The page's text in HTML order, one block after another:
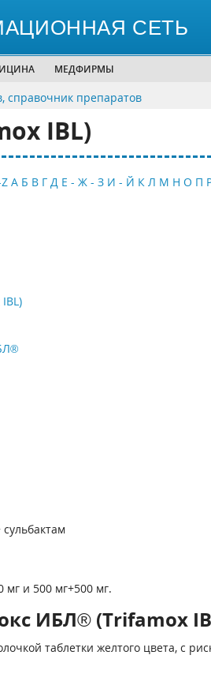
СЕТЬ
МЕДФИРМЫ
справочник препаратов
IBL)
А Б В Г Д Е - Ж - З И - Й К Л М Н О П
мг и 500 мг+500 мг.
ИБЛ® (Trifamox
таблетки желтого цвета, с